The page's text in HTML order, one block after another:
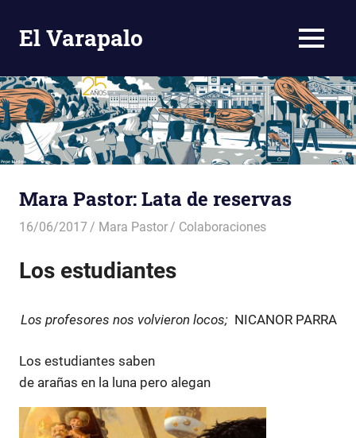
Saltar
al
contenido
El Varapalo
Crítico
MENÚ
Mara Pastor: Lata de reservas
16/06/2017 Mara Pastor Colaboraciones
Los estudiantes
Los profesores nos volvieron locos; NICANOR PARRA
Los estudiantes saben
de arañas en la luna pero alegan